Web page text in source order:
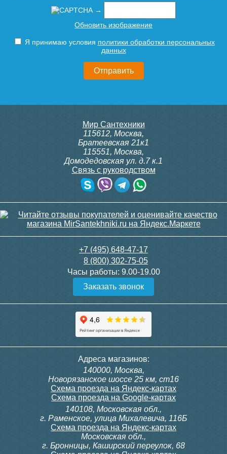
Рабочее и опрессовочное давление
постоянного давления воды, которое
радиатор способен выдержать. Оно должно
настолько высокое, чтобы смогло с запасом
перекрыть давление в системе отопления.
городских многоэтажках наивысшим
значением является16 атм, в малоэтажных
панельных домах - 8 атм, а в частных домах -
3 атм. Рабочее давление может быть разным
в зависимости от материала радиатора.
Стальные радиаторы имеют около 6 – 10 атм,
чугунные — самое большее 15 атм,
10 710
Подробнее Подробнее
Чугунный радиатор
WINDSBOLD 400 1 секция
Чугунный радиатор
Радимакс (RETROstyle)
LOFT 600/070 1 секция
Чугунный радиатор
Радимакс (RETROstyle)
3 950
Подробнее
→
Обновить изображение
Я принимаю условия политики обработки персональных
данных
Мир Сантехники
115612, Москва,
Братеевская 21к1
115551, Москва,
Домодедовская ул. д.7 к.1
Связь с руководством
+7 (495) 648-47-17
8 (800) 302-75-05
Часы работы: 9.00-19.00
Заказать звонок
Адреса магазинов:
140000, Москва,
Новорязанское шоссе 25 км, ст16
Схема проезда на Яндекс-картах
Схема проезда на Google-картах
140108, Московская обл.,
г. Раменское, улица Михалевича, 116Б
Схема проезда на Яндекс-картах
Московская обл.,
г. Бронницы, Каширский переулок, 68